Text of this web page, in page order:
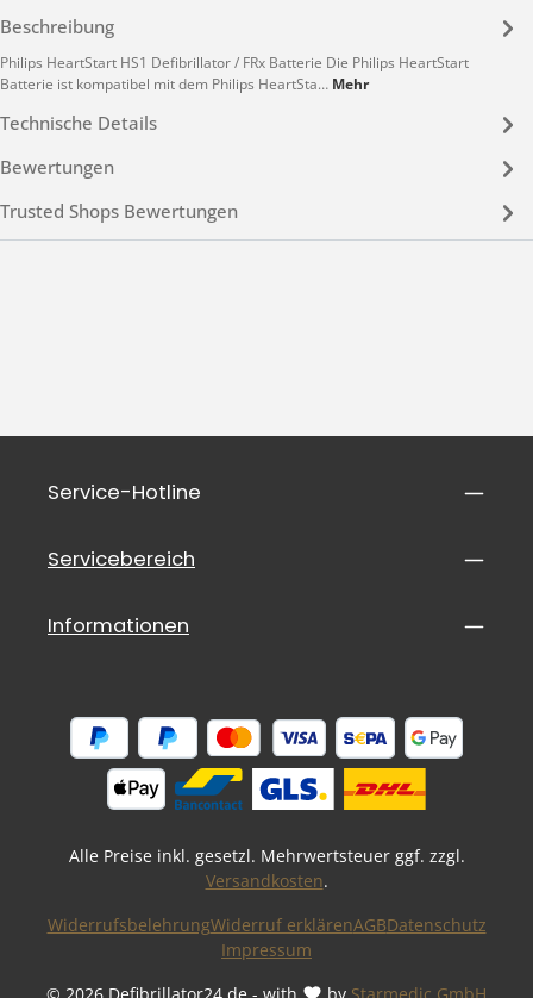
Beschreibung
Philips HeartStart HS1 Defibrillator / FRx Batterie Die Philips HeartStart
Batterie ist kompatibel mit dem Philips HeartSta… Mehr
Technische Details
Bewertungen
Trusted Shops Bewertungen
Service-Hotline
Servicebereich
Informationen
Alle Preise inkl. gesetzl. Mehrwertsteuer ggf. zzgl.
Versandkosten.
WiderrufsbelehrungWiderruf erklärenAGBDatenschutz
Impressum